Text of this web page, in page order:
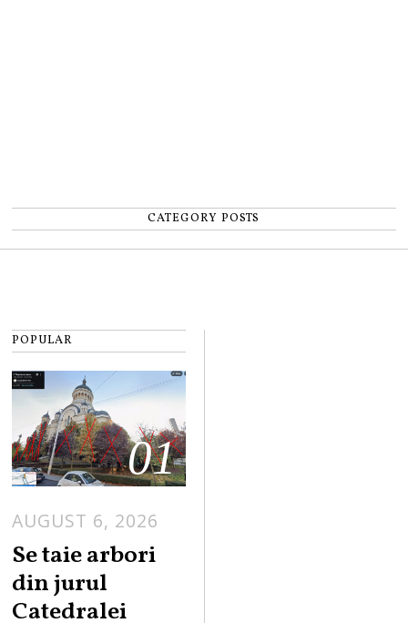
CATEGORY POSTS
POPULAR
01
AUGUST 6, 2026
Se taie arbori
din jurul
Catedralei